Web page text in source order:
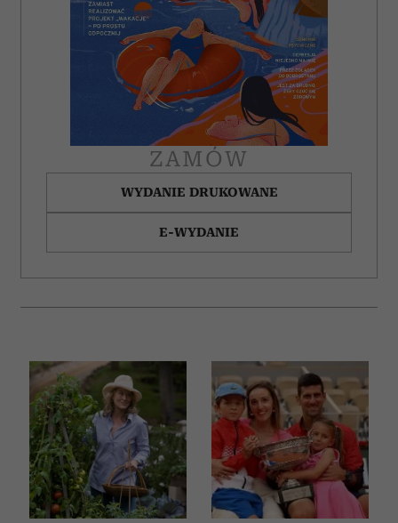
ZAMÓW
WYDANIE DRUKOWANE
E-WYDANIE